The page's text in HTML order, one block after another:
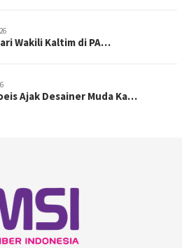
Wakili Kaltim di PA…
Ajak Desainer Muda Ka…